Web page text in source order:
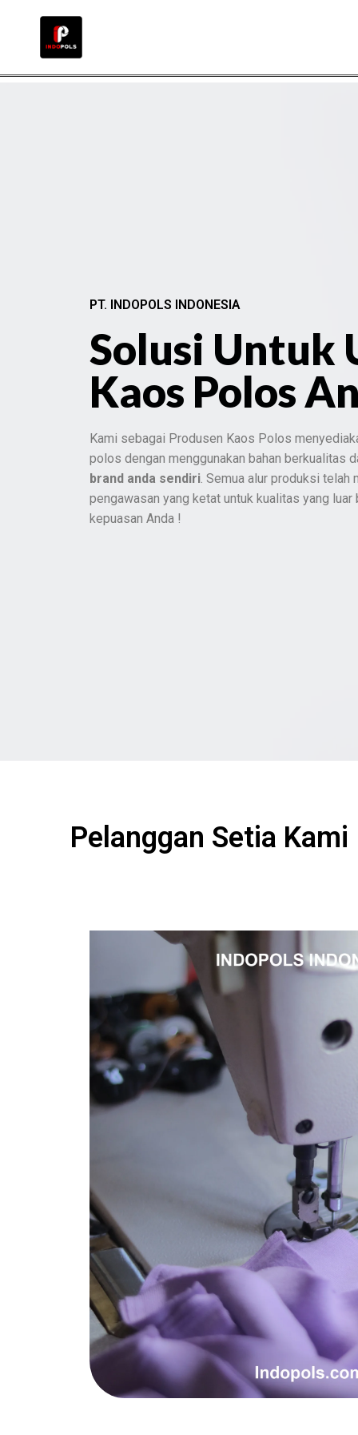
PT. INDOPOLS INDONESIA
Solusi Untuk
Kaos Polos
Kami sebagai Produsen Kaos Polos
polos dengan menggunakan bahan berkualitas
brand anda sendiri. Semua alur produksi telah
pengawasan yang ketat untuk kualitas yang
kepuasan Anda !
Pelanggan Setia Kami